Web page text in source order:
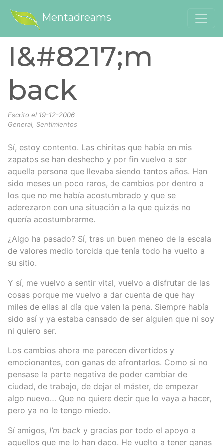
Mentadreams
I&#8217;m
back
Escrito el 19-12-2006
General, Sentimientos
Sí, estoy contento. Las chinitas que había en mis
zapatos se han deshecho y por fin vuelvo a ser
aquella persona que llevaba siendo tantos años. Han
sido meses un poco raros, de cambios por dentro a
los que no me había acostumbrado y que se
aderezaron con una situación a la que quizás no
quería acostumbrarme.
¿Algo ha pasado? Sí, tras un buen meneo de la escala
de valores medio torcida que tenía todo ha vuelto a
su sitio.
Y sí, me vuelvo a sentir vital, vuelvo a disfrutar de las
cosas porque me vuelvo a dar cuenta de que hay
miles de ellas al día que valen la pena. Siempre había
sido así y ya estaba cansado de ser alguien que ni soy
ni quiero ser.
Los cambios ahora me parecen divertidos y
emocionantes, con ganas de afrontarlos. Como si no
pensase la parte negativa de poder cambiar de
ciudad, de trabajo, de dejar el máster, de empezar
algo nuevo… Que no quiere decir que lo vaya a hacer,
pero ya no le tengo miedo.
Sí amigos, I’m back y gracias por todo el apoyo a
aquellos que me lo han dado. He vuelto a tener ganas